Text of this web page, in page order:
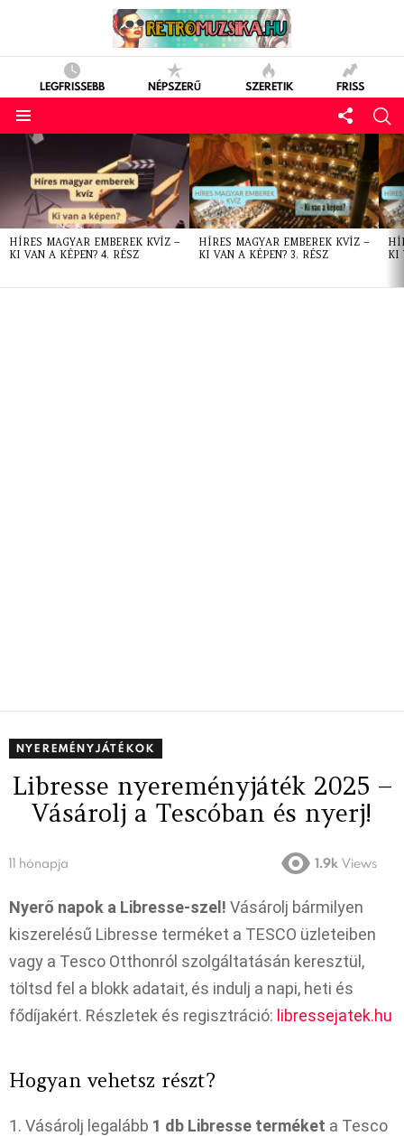
LEGFRISSEBB NÉPSZERŰ SZERETIK FRISS
LATEST
STORIES
HÍRES MAGYAR EMBEREK KVÍZ –
KI VAN A KÉPEN? 4. RÉSZ
HÍRES MAGYAR EMBEREK KVÍZ –
KI VAN A KÉPEN? 3. RÉSZ
KI
NYEREMÉNYJÁTÉKOK
Libresse nyereményjáték 2025 –
Vásárolj a Tescóban és nyerj!
11 hónapja 1.9k Views
Nyerő napok a Libresse-szel! Vásárolj bármilyen
kiszerelésű Libresse terméket a TESCO üzleteiben
vagy a Tesco Otthonról szolgáltatásán keresztül,
töltsd fel a blokk adatait, és indulj a napi, heti és
fődíjakért. Részletek és regisztráció: libressejatek.hu
Hogyan vehetsz részt?
1. Vásárolj legalább 1 db Libresse terméket a Tesco